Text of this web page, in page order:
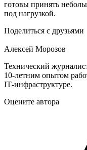
готовы принять
под нагрузкой.
Поделиться с друзьями
Алексей Морозов
Технический
10‑летним опытом
IT‑инфраструктуре.
Оцените автора